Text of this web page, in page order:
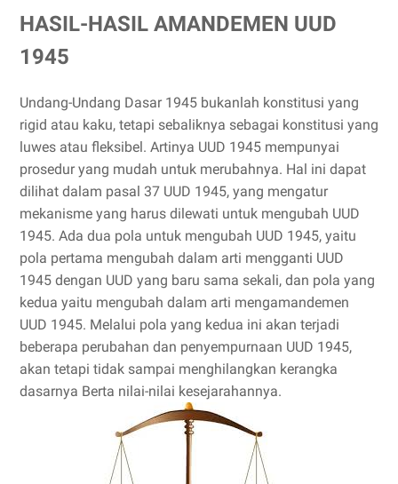
HASIL-HASIL AMANDEMEN UUD
1945
Undang-Undang Dasar 1945 bukanlah konstitusi yang
rigid atau kaku, tetapi sebaliknya sebagai konstitusi yang
luwes atau fleksibel. Artinya UUD 1945 mempunyai
prosedur yang mudah untuk merubahnya. Hal ini dapat
dilihat dalam pasal 37 UUD 1945, yang mengatur
mekanisme yang harus dilewati untuk mengubah UUD
1945. Ada dua pola untuk mengubah UUD 1945, yaitu
pola pertama mengubah dalam arti mengganti UUD
1945 dengan UUD yang baru sama sekali, dan pola yang
kedua yaitu mengubah dalam arti mengamandemen
UUD 1945. Melalui pola yang kedua ini akan terjadi
beberapa perubahan dan penyempurnaan UUD 1945,
akan tetapi tidak sampai menghilangkan kerangka
dasarnya Berta nilai-nilai kesejarahannya.